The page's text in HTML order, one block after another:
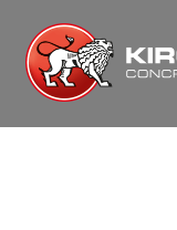
Inhalt
springen